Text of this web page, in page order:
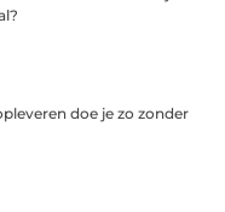
doe je zo zonder